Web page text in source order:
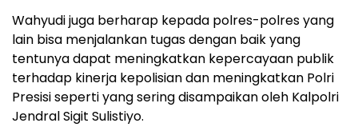
Wahyudi juga berharap kepada polres-polres yang
lain bisa menjalankan tugas dengan baik yang
tentunya dapat meningkatkan kepercayaan publik
terhadap kinerja kepolisian dan meningkatkan Polri
Presisi seperti yang sering disampaikan oleh Kalpolri
Jendral Sigit Sulistiyo.